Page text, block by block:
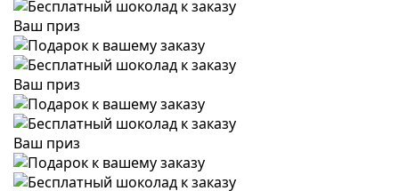
Ваш приз
Ваш приз
Ваш приз